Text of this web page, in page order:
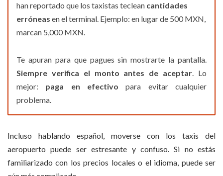
han reportado que los taxistas teclean cantidades
erróneas en el terminal. Ejemplo: en lugar de 500 MXN,
marcan 5,000 MXN.
Te apuran para que pagues sin mostrarte la pantalla.
Siempre verifica el monto antes de aceptar . Lo
mejor: paga en efectivo para evitar cualquier
problema.
Incluso hablando español, moverse con los taxis del
aeropuerto puede ser estresante y confuso. Si no estás
familiarizado con los precios locales o el idioma, puede ser